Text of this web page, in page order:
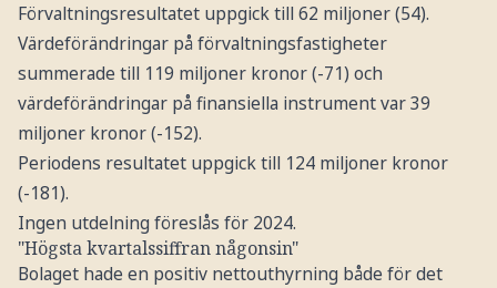
Förvaltningsresultatet uppgick till 62 miljoner (54).
Värdeförändringar på förvaltningsfastigheter
summerade till 119 miljoner kronor (-71) och
värdeförändringar på finansiella instrument var 39
miljoner kronor (-152).
Periodens resultatet uppgick till 124 miljoner kronor
(-181).
Ingen utdelning föreslås för 2024.
"Högsta kvartalssiffran någonsin"
Bolaget hade en positiv nettouthyrning både för det